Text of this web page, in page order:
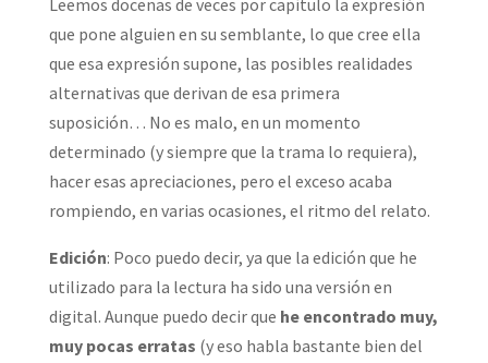
Leemos docenas de veces por capítulo la expresión
que pone alguien en su semblante, lo que cree ella
que esa expresión supone, las posibles realidades
alternativas que derivan de esa primera
suposición… No es malo, en un momento
determinado (y siempre que la trama lo requiera),
hacer esas apreciaciones, pero el exceso acaba
rompiendo, en varias ocasiones, el ritmo del relato.
Edición: Poco puedo decir, ya que la edición que he
utilizado para la lectura ha sido una versión en
digital. Aunque puedo decir que he encontrado muy,
muy pocas erratas (y eso habla bastante bien del